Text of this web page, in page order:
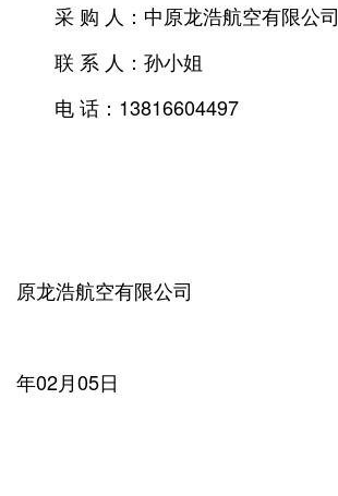
采 购 人：中原龙浩航空有限公司
联 系 人：孙小姐
电 话：13816604497
原龙浩航空有限公司
年02月05日